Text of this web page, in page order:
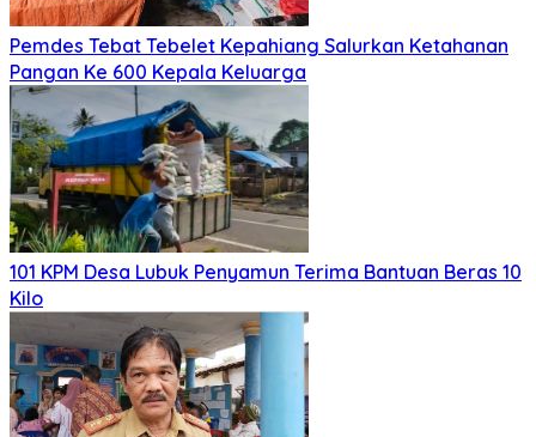
Pemdes Tebat Tebelet Kepahiang Salurkan Ketahanan
Pangan Ke 600 Kepala Keluarga
101 KPM Desa Lubuk Penyamun Terima Bantuan Beras 10
Kilo